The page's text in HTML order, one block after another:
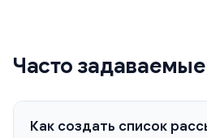
Часто
Как создать список